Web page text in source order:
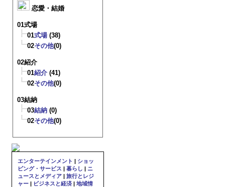
恋愛・結婚
01式場
01式場(38)
02その他(0)
02紹介
01紹介 (41)
02その他(0)
03結納
03結納 (0)
02その他(0)
エンターテインメント | ショッ
ピング・サービス | 暮らし | ニ
ュースとメディア | 旅行とレジ
ャー | ビジネスと経済 | 地域情